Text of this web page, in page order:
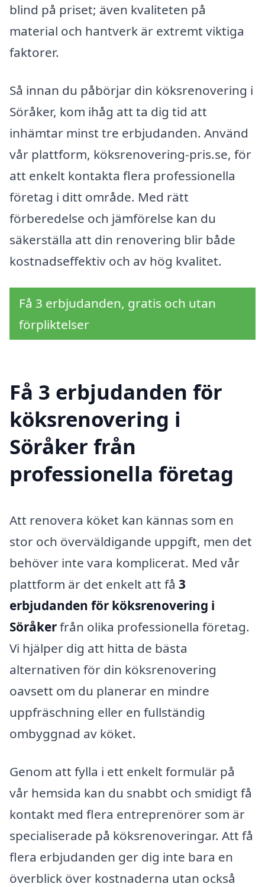
blind på priset; även kvaliteten på
material och hantverk är extremt viktiga
faktorer.
Så innan du påbörjar din köksrenovering i
Söråker, kom ihåg att ta dig tid att
inhämtar minst tre erbjudanden. Använd
vår plattform, köksrenovering-pris.se, för
att enkelt kontakta flera professionella
företag i ditt område. Med rätt
förberedelse och jämförelse kan du
säkerställa att din renovering blir både
kostnadseffektiv och av hög kvalitet.
Få 3 erbjudanden, gratis och utan
förpliktelser
Få 3 erbjudanden för
köksrenovering i
Söråker från
professionella företag
Att renovera köket kan kännas som en
stor och överväldigande uppgift, men det
behöver inte vara komplicerat. Med vår
plattform är det enkelt att få 3
erbjudanden för köksrenovering i
Söråkerfrån olika professionella företag.
Vi hjälper dig att hitta de bästa
alternativen för din köksrenovering
oavsett om du planerar en mindre
uppfräschning eller en fullständig
ombyggnad av köket.
Genom att fylla i ett enkelt formulär på
vår hemsida kan du snabbt och smidigt få
kontakt med flera entreprenörer som är
specialiserade på köksrenoveringar. Att få
flera erbjudanden ger dig inte bara en
överblick över kostnaderna utan också